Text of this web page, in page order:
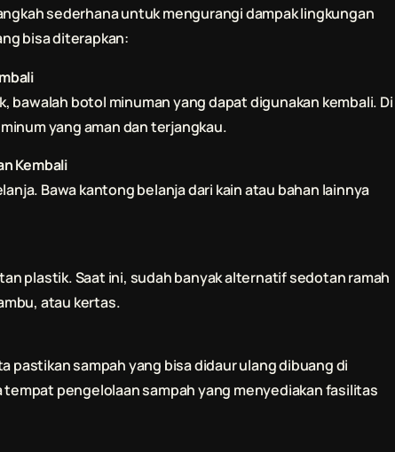
sederhana untuk mengurangi dampak lingkungan
bisa diterapkan:
bawalah botol minuman yang dapat digunakan kembali. Di
yang aman dan terjangkau.
Kembali
Bawa kantong belanja dari kain atau bahan lainnya
plastik. Saat ini, sudah banyak alternatif sedotan ramah
atau kertas.
pastikan sampah yang bisa didaur ulang dibuang di
tempat pengelolaan sampah yang menyediakan fasilitas